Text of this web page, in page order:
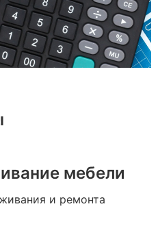
мебели
и ремонта